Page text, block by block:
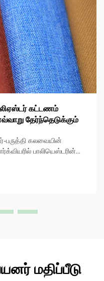
கட்டணம்
தேர்ந்தெடுக்கும்
பருத்தி கலவையின்
பாலியெஸ்டரின்
பிரபலமான
மதிப்பீடு